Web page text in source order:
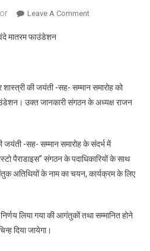
Leave A CommentOn लाल बहादुर
मातरम फाउंडेशन
की जयंती -सह- सम्मान समारोह को
उक्त जानकारी संगठन के अध्यक्ष राजन
जयंती -सह- सम्मान समारोह के संदर्भ में
पैराडाइस” संगठन के पदाधिकारियों के साथ
अतिथियों के नाम का चयन, कार्यक्रम के लिए
लिया गया की आगंतुकों तथा सम्मानित होने
दिया जायेगा।